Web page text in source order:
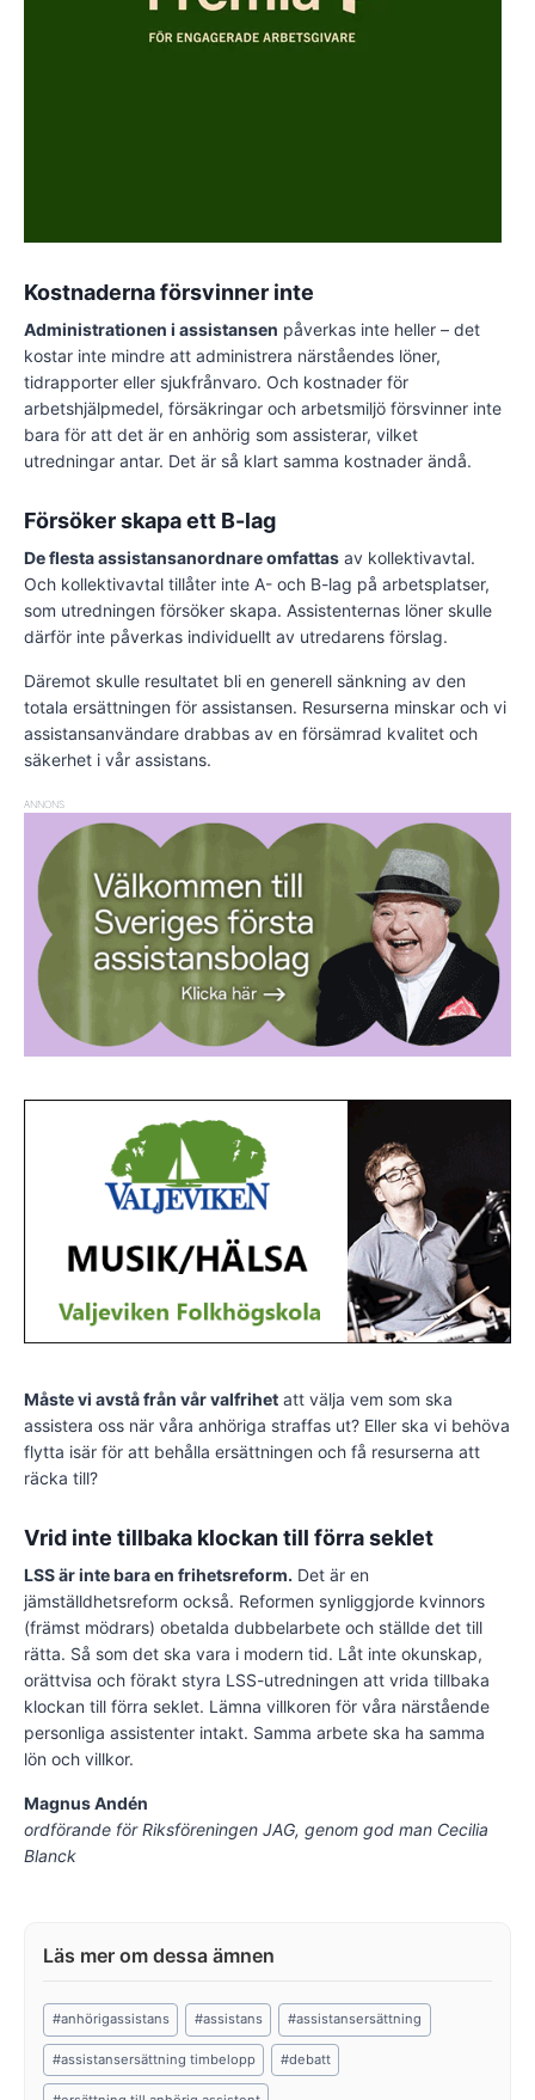
Kostnaderna försvinner inte
Administrationen i assistansen påverkas inte heller – det
kostar inte mindre att administrera närståendes löner,
tidrapporter eller sjukfrånvaro. Och kostnader för
arbetshjälpmedel, försäkringar och arbetsmiljö försvinner inte
bara för att det är en anhörig som assisterar, vilket
utredningar antar. Det är så klart samma kostnader ändå.
Försöker skapa ett B-lag
De flesta assistansanordnare omfattas av kollektivavtal.
Och kollektivavtal tillåter inte A- och B-lag på arbetsplatser,
som utredningen försöker skapa. Assistenternas löner skulle
därför inte påverkas individuellt av utredarens förslag.
Däremot skulle resultatet bli en generell sänkning av den
totala ersättningen för assistansen. Resurserna minskar och vi
assistansanvändare drabbas av en försämrad kvalitet och
säkerhet i vår assistans.
ANNONS
Måste vi avstå från vår valfrihet att välja vem som ska
assistera oss när våra anhöriga straffas ut? Eller ska vi behöva
flytta isär för att behålla ersättningen och få resurserna att
räcka till?
Vrid inte tillbaka klockan till förra seklet
LSS är inte bara en frihetsreform. Det är en
jämställdhetsreform också. Reformen synliggjorde kvinnors
(främst mödrars) obetalda dubbelarbete och ställde det till
rätta. Så som det ska vara i modern tid. Låt inte okunskap,
orättvisa och förakt styra LSS-utredningen att vrida tillbaka
klockan till förra seklet. Lämna villkoren för våra närstående
personliga assistenter intakt. Samma arbete ska ha samma
lön och villkor.
Magnus Andén
ordförande för Riksföreningen JAG, genom god man Cecilia
Blanck
Post
Tags:
#anhörigassistans #assistans #assistansersättning
#assistansersättning timbelopp #debatt